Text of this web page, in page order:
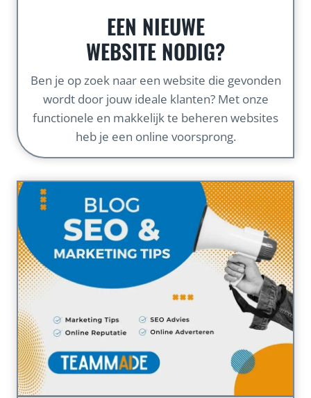
EEN NIEUWE
WEBSITE NODIG?
Ben je op zoek naar een website die gevonden
wordt door jouw ideale klanten? Met onze
functionele en makkelijk te beheren websites
heb je een online voorsprong.